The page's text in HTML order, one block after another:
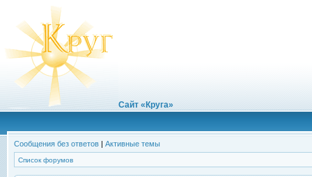
Сайт «Круга»
Сообщения без ответов | Активные темы
Список форумов